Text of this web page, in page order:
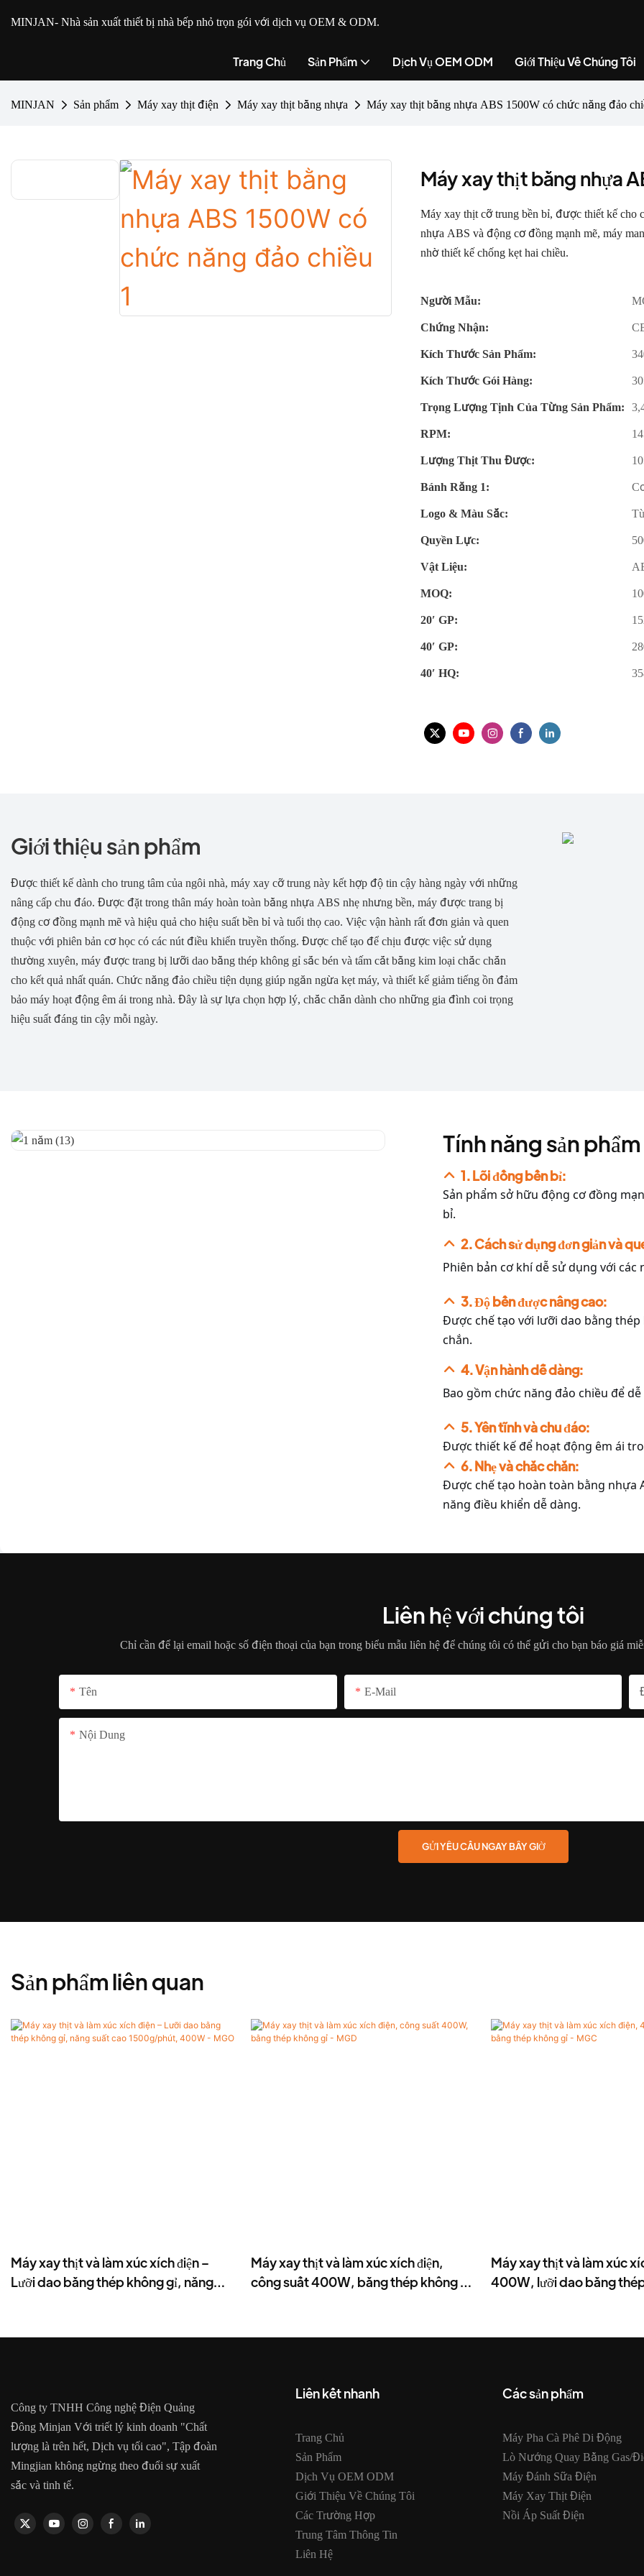
MINJAN- Nhà sản xuất thiết bị nhà bếp nhỏ trọn gói với dịch vụ OEM & ODM.
Trang Chủ Sản Phẩm Dịch Vụ OEM ODM Giới Thiệu Về Chúng Tôi
MINJAN Sản phẩm Máy xay thịt điện Máy xay thịt bằng nhựa Máy xay thịt bằng nhựa ABS 1500W có chức năng đảo
Máy xay thịt bằng nhựa
Máy xay thịt cỡ trung bền bỉ, được thiết kế cho
nhựa ABS và động cơ đồng mạnh mẽ, máy
nhờ thiết kế chống kẹt hai chiều.
Người Mẫu:
Chứng Nhận:
Kích Thước Sản Phẩm:
Kích Thước Gói Hàng:
Trọng Lượng Tịnh Của Từng Sản Phẩm:
RPM:
Lượng Thịt Thu Được:
Bánh Răng 1:
Logo & Màu Sắc:
Quyền Lực:
Vật Liệu:
MOQ:
20′ GP:
40′ GP:
40′ HQ:
Giới thiệu sản phẩm
Được thiết kế dành cho trung tâm của ngôi nhà, máy xay cỡ trung này kết hợp độ tin cậy hàng ngày với những
nâng cấp chu đáo. Được đặt trong thân máy hoàn toàn bằng nhựa ABS nhẹ nhưng bền, máy được trang bị
động cơ đồng mạnh mẽ và hiệu quả cho hiệu suất bền bỉ và tuổi thọ cao. Việc vận hành rất đơn giản và quen
thuộc với phiên bản cơ học có các nút điều khiển truyền thống. Được chế tạo để chịu được việc sử dụng
thường xuyên, máy được trang bị lưỡi dao bằng thép không gỉ sắc bén và tấm cắt bằng kim loại chắc chắn
cho kết quả nhất quán. Chức năng đảo chiều tiện dụng giúp ngăn ngừa kẹt máy, và thiết kế giảm tiếng ồn đảm
bảo máy hoạt động êm ái trong nhà. Đây là sự lựa chọn hợp lý, chắc chắn dành cho những gia đình coi trọng
hiệu suất đáng tin cậy mỗi ngày.
Tính năng sản phẩm
1. Lõi đồng bền bỉ:
Sản phẩm sở hữu động cơ đồng
bỉ.
2. Cách sử dụng đơn giản và
Phiên bản cơ khí dễ sử dụng với
3. Độ bền được nâng cao:
Được chế tạo với lưỡi dao bằng
chắn.
4. Vận hành dễ dàng:
Bao gồm chức năng đảo chiều để
5. Yên tĩnh và chu đáo:
Được thiết kế để hoạt động êm ái
6. Nhẹ và chắc chắn:
Được chế tạo hoàn toàn bằng nhựa
năng điều khiển dễ dàng.
Liên hệ với chúng tôi
Chỉ cần để lại email hoặc số điện thoại của bạn trong biểu mẫu liên hệ để chúng tôi có thể gửi cho bạn báo giá
Tên E-Mail
Nội Dung
GỬI YÊU CẦU NGAY BÂY GIỜ
Sản phẩm liên quan
Máy xay thịt và làm xúc xích điện –
Lưỡi dao bằng thép không gỉ, năng
Máy xay thịt và làm xúc xích điện,
công suất 400W, bằng thép không gỉ
Máy xay thịt và làm xúc
400W, lưỡi dao bằng
Công ty TNHH Công nghệ Điện Quảng
Đông Minjan Với triết lý kinh doanh "Chất
lượng là trên hết, Dịch vụ tối cao", Tập đoàn
Mingjian không ngừng theo đuổi sự xuất
sắc và tinh tế.
Liên kết nhanh
Trang Chủ
Sản Phẩm
Dịch Vụ OEM ODM
Giới Thiệu Về Chúng Tôi
Các Trường Hợp
Trung Tâm Thông Tin
Liên Hệ
Các sản phẩm
Máy Pha Cà Phê Di Động
Lò Nướng Quay Bằng Gas/
Máy Đánh Sữa Điện
Máy Xay Thịt Điện
Nồi Áp Suất Điện